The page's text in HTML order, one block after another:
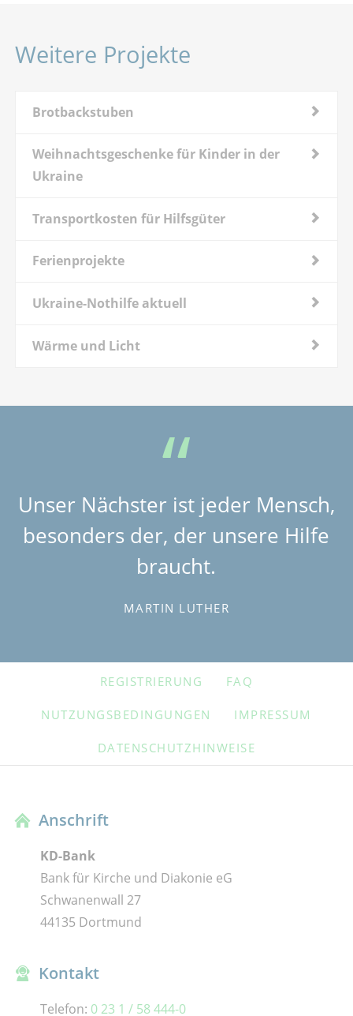
Weitere Projekte
Brotbackstuben
Weihnachtsgeschenke für Kinder in der
Ukraine
Transportkosten für Hilfsgüter
Ferienprojekte
Ukraine-Nothilfe aktuell
Wärme und Licht
Unser Nächster ist jeder Mensch,
besonders der, der unsere Hilfe
braucht.
MARTIN LUTHER
NAVIGATION
REGISTRIERUNG FAQ
NUTZUNGSBEDINGUNGEN IMPRESSUM
DATENSCHUTZHINWEISE
Anschrift
KD-Bank
Bank für Kirche und Diakonie eG
Schwanenwall 27
44135 Dortmund
Kontakt
Telefon: 0 23 1 / 58 444-0